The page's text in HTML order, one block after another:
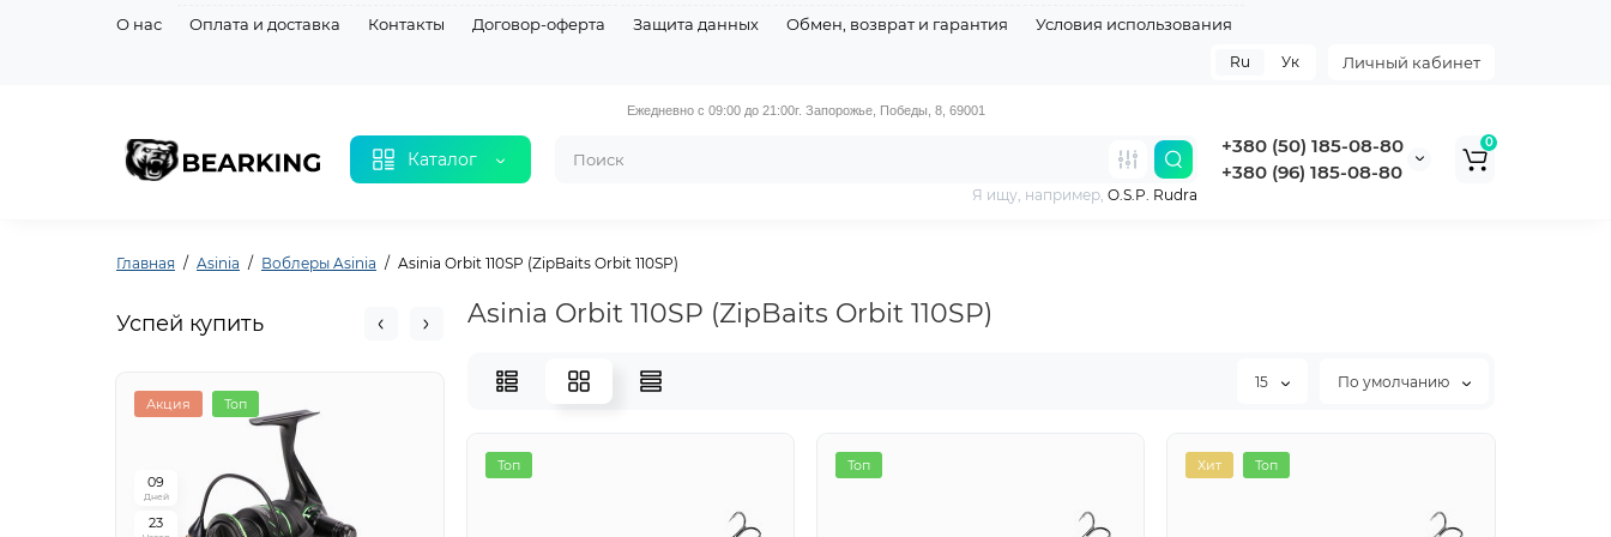
О нас Оплата и доставка Контакты Договор-оферта Защита данных Обмен, возврат и гарантия
Условия использования
Личный кабинет
Ru Ук
Каталог
Ежедневно с 09:00 до 21:00г. Запорожье, Победы, 8, 69001
+380 (50) 185-08-80
+380 (96) 185-08-80
Я ищу, например, O.S.P. Rudra
0
Главная Asinia Воблеры Asinia Asinia Orbit 110SP (ZipBaits Orbit 110SP)
Успей купить
Акция Топ
09
Дней
23
09
Asinia Orbit 110SP (ZipBaits Orbit 110SP)
15 По умолчанию
Топ Топ Хит Топ